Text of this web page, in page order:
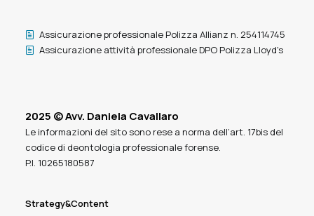
Assicurazione professionale Polizza Allianz n. 254114745
Assicurazione attività professionale DPO Polizza Lloyd's
2025 © Avv. Daniela Cavallaro
Le informazioni del sito sono rese a norma dell’art. 17bis del
codice di deontologia professionale forense.
P.I. 10265180587
Strategy&Content